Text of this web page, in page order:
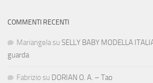
COMMENTI RECENTI
Mariangela su SELLY BABY MODELLA
guarda
Fabrizio su DORIAN O. A. – Tao